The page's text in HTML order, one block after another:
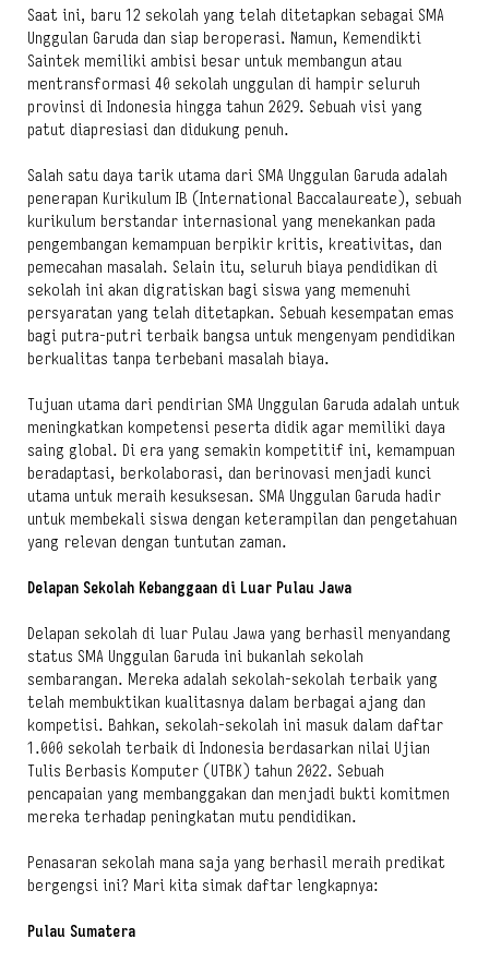
Saat ini, baru 12 sekolah yang telah ditetapkan sebagai SMA
Unggulan Garuda dan siap beroperasi. Namun, Kemendikti
Saintek memiliki ambisi besar untuk membangun atau
mentransformasi 40 sekolah unggulan di hampir seluruh
provinsi di Indonesia hingga tahun 2029. Sebuah visi yang
patut diapresiasi dan didukung penuh.
Salah satu daya tarik utama dari SMA Unggulan Garuda adalah
penerapan Kurikulum IB (International Baccalaureate), sebuah
kurikulum berstandar internasional yang menekankan pada
pengembangan kemampuan berpikir kritis, kreativitas, dan
pemecahan masalah. Selain itu, seluruh biaya pendidikan di
sekolah ini akan digratiskan bagi siswa yang memenuhi
persyaratan yang telah ditetapkan. Sebuah kesempatan emas
bagi putra-putri terbaik bangsa untuk mengenyam pendidikan
berkualitas tanpa terbebani masalah biaya.
Tujuan utama dari pendirian SMA Unggulan Garuda adalah untuk
meningkatkan kompetensi peserta didik agar memiliki daya
saing global. Di era yang semakin kompetitif ini, kemampuan
beradaptasi, berkolaborasi, dan berinovasi menjadi kunci
utama untuk meraih kesuksesan. SMA Unggulan Garuda hadir
untuk membekali siswa dengan keterampilan dan pengetahuan
yang relevan dengan tuntutan zaman.
Delapan Sekolah Kebanggaan di Luar Pulau Jawa
Delapan sekolah di luar Pulau Jawa yang berhasil menyandang
status SMA Unggulan Garuda ini bukanlah sekolah
sembarangan. Mereka adalah sekolah-sekolah terbaik yang
telah membuktikan kualitasnya dalam berbagai ajang dan
kompetisi. Bahkan, sekolah-sekolah ini masuk dalam daftar
1.000 sekolah terbaik di Indonesia berdasarkan nilai Ujian
Tulis Berbasis Komputer (UTBK) tahun 2022. Sebuah
pencapaian yang membanggakan dan menjadi bukti komitmen
mereka terhadap peningkatan mutu pendidikan.
Penasaran sekolah mana saja yang berhasil meraih predikat
bergengsi ini? Mari kita simak daftar lengkapnya:
Pulau Sumatera